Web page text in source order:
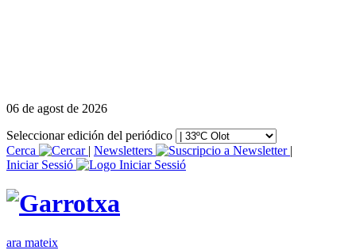
06 de agost de 2026
Seleccionar edición del periódico
Cerca
| Newsletters
|
Iniciar Sessió
ara mateix